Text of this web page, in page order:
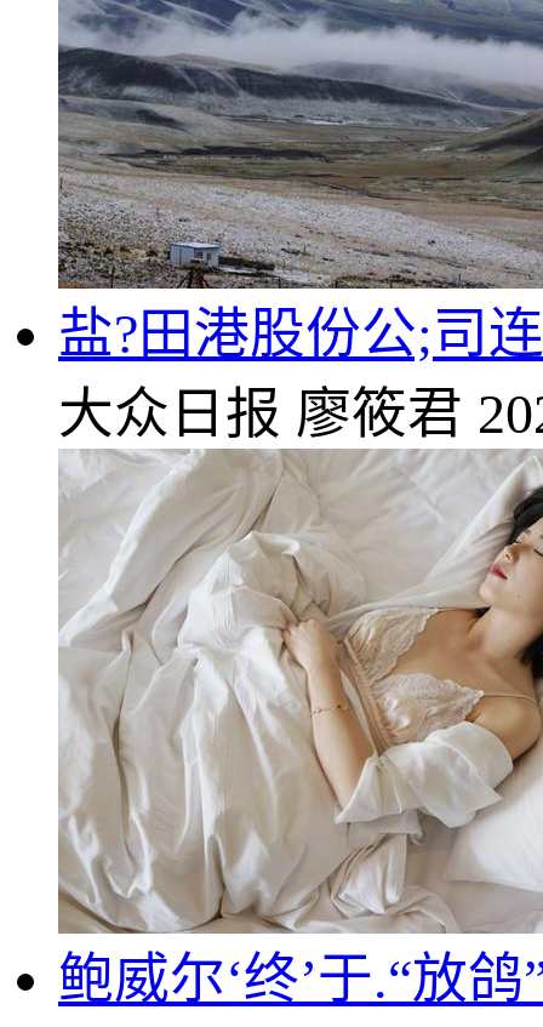
盐?田港股份公;司
大众日报 廖筱君
鲍威尔‘终’于.“放